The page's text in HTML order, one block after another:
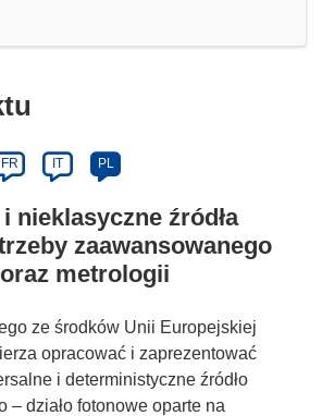
FR IT PL
nieklasyczne źródła
zaawansowanego
metrologii
ze środków Unii Europejskiej
opracować i zaprezentować
i deterministyczne źródło
– działo fotonowe oparte na